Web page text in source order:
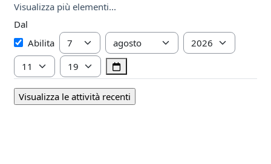
Visualizza più elementi...
Dal
DalAbilita Giorno Mese
Anno
Ora
Minuto